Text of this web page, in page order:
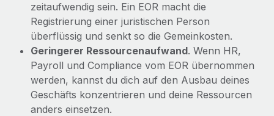
zeitaufwendig sein. Ein EOR macht die
Registrierung einer juristischen Person
überflüssig und senkt so die Gemeinkosten.
Geringerer Ressourcenaufwand. Wenn HR,
Payroll und Compliance vom EOR übernommen
werden, kannst du dich auf den Ausbau deines
Geschäfts konzentrieren und deine Ressourcen
anders einsetzen.